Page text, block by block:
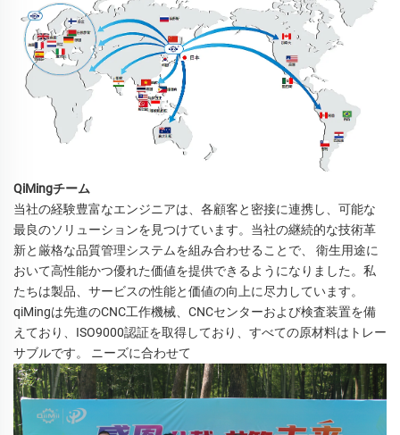
QiMingチーム
当社の経験豊富なエンジニアは、各顧客と密接に連携し、可能な
最良のソリューションを見つけています。当社の継続的な技術革
新と厳格な品質管理システムを組み合わせることで、 衛生用途に
おいて高性能かつ優れた価値を提供できるようになりました。私
qiMingは先進のCNC工作機械、CNCセンターおよび検査装置を備
えており、ISO9000認証を取得しており、すべての原材料はトレー
サブルです。 ニーズに合わせて